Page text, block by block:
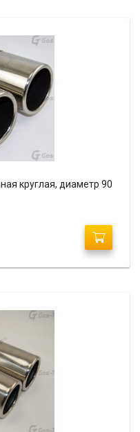
круглая, диаметр 90